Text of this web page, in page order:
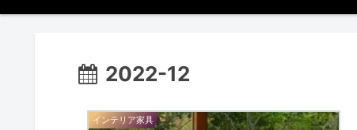
2022-12
インテリア家具